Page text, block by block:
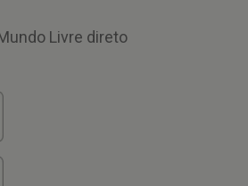
Livre direto